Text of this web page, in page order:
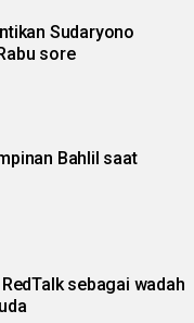
Sudaryono
sore
Bahlil saat
sebagai wadah